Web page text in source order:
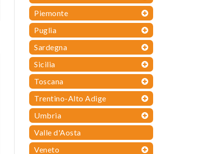
Piemonte
Puglia
Sardegna
Sicilia
Toscana
Trentino-Alto Adige
Umbria
Valle d'Aosta
Veneto